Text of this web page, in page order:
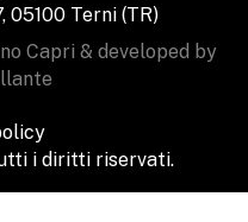
05100 Terni (TR)
Capri & developed by
i diritti riservati.